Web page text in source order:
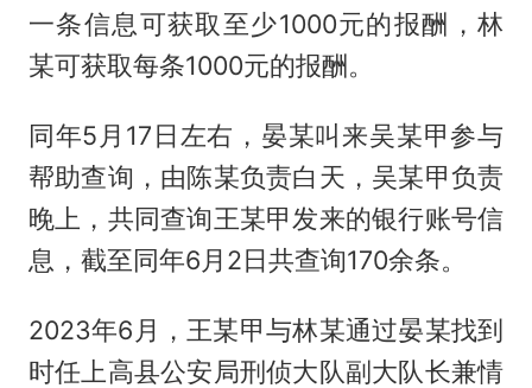
一条信息可获取至少1000元的报酬，林
某可获取每条1000元的报酬。
同年5月17日左右，晏某叫来吴某甲参与
帮助查询，由陈某负责白天，吴某甲负责
晚上，共同查询王某甲发来的银行账号信
息，截至同年6月2日共查询170余条。
2023年6月，王某甲与林某通过晏某找到
时任上高县公安局刑侦大队副大队长兼情